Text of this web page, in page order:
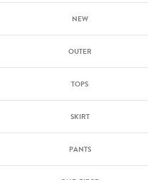
NEW
OUTER
TOPS
SKIRT
PANTS